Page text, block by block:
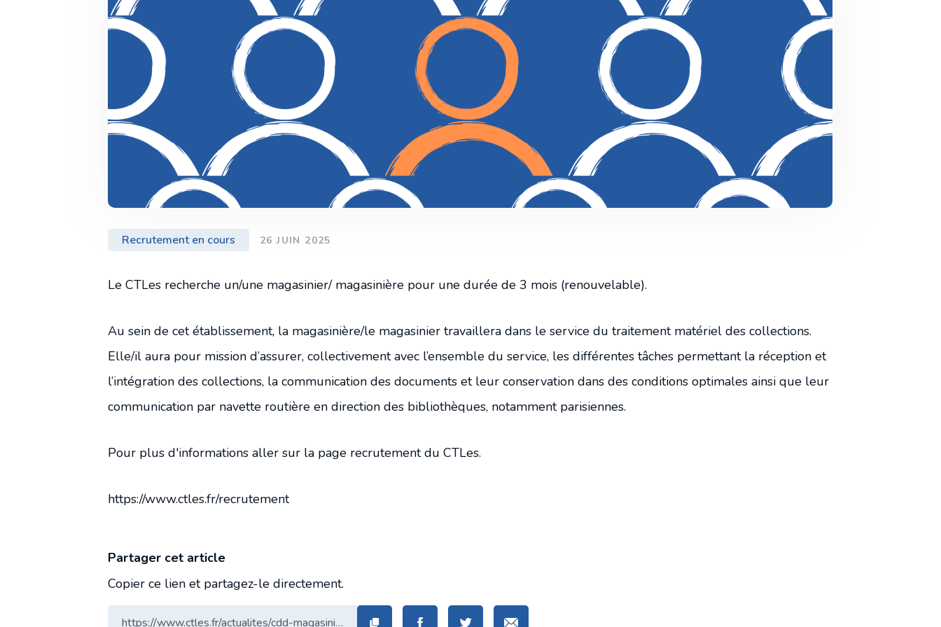
Conseil d'administration
Comité d'orientation stratégique
Programmations bisannuelles
Charte documentaire
Revue de presse
Recrutement en cours 26 JUIN 2025
Le CTLes recherche un/une magasinier/ magasinière pour une durée de 3 mois (renouvelable).
Au sein de cet établissement, la magasinière/le magasinier travaillera dans le service du traitement matériel des collections.
Elle/il aura pour mission d’assurer, collectivement avec l’ensemble du service, les différentes tâches permettant la réception et
l’intégration des collections, la communication des documents et leur conservation dans des conditions optimales ainsi que leur
communication par navette routière en direction des bibliothèques, notamment parisiennes.
Pour plus d'informations aller sur la page recrutement du CTLes.
https://www.ctles.fr/recrutement
Partager cet article
Copier ce lien et partagez-le directement.
https://www.ctles.fr/actualites/cdd-magasinierere